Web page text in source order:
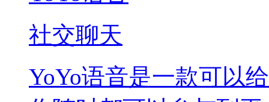
社交聊天
YoYo语音是一款可以